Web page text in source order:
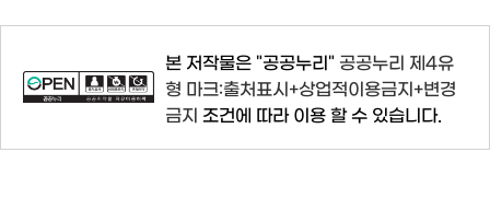
본 저작물은 "공공누리" 공공누리 제4유
형 마크:출처표시+상업적이용금지+변경
금지 조건에 따라 이용 할 수 있습니다.